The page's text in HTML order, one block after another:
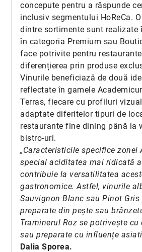
concepute pentru a răspunde
inclusiv segmentului HoReCa.
dintre sortimente sunt
în categoria Premium sau
face potrivite pentru
diferențierea prin produse
Vinurile beneficiază de două
reflectate în gamele
Terras, fiecare cu profiluri
adaptate diferitelor tipuri de
restaurante fine dining până la
bistro-uri.
„Caracteristicile specifice zonei
special aciditatea mai ridicată
contribuie la versatilitatea
gastronomice. Astfel, vinurile
Sauvignon Blanc sau Pinot
preparate din pește sau
Traminerul Roz se potrivește
sau preparate cu influențe
Dalia Sporea.